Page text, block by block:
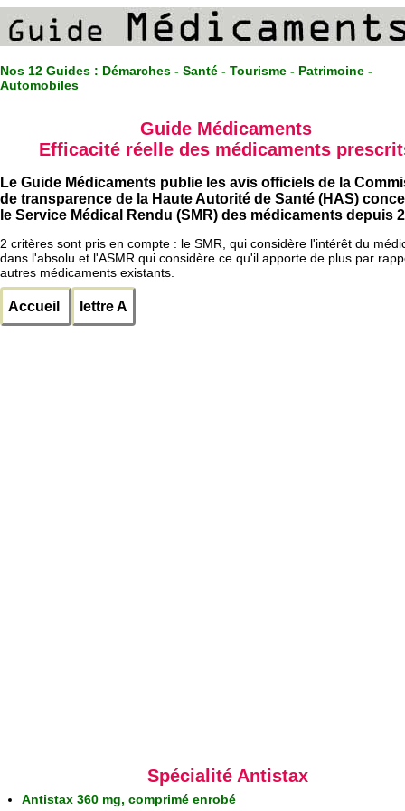
Nos 12 Guides : Démarches - Santé - Tourisme - Patrimoine -
Automobiles
Guide Médicaments
Efficacité réelle des médicaments
Le Guide Médicaments publie les avis officiels de la
de transparence de la Haute Autorité de Santé (HAS)
le Service Médical Rendu (SMR) des médicaments depuis
2 critères sont pris en compte : le SMR, qui considère l'intérêt du
dans l'absolu et l'ASMR qui considère ce qu'il apporte de plus par
autres médicaments existants.
Accueil lettre A
Spécialité Antistax
Antistax 360 mg, comprimé enrobé